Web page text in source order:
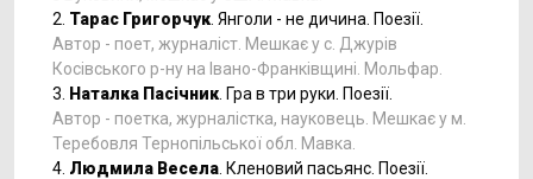
2. Тарас Григорчук . Янголи - не дичина. Поезії.
Автор - поет, журналіст. Мешкає у с. Джурів
Косівського р-ну на Івано-Франківщині. Мольфар.
3.
Наталка Пасічник . Гра в три руки. Поезії.
Автор - поетка, журналістка, науковець. Мешкає у м.
Теребовля Тернопільської обл. Мавка.
4. Людмила Весела . Кленовий пасьянс. Поезії.